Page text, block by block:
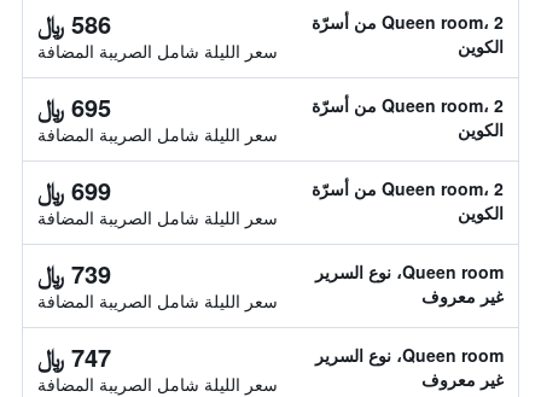
Queen room، 2 من أسرّة
الكوين
586 ﷼
سعر الليلة شامل الصريبة المضافة
Queen room، 2 من أسرّة
الكوين
695 ﷼
سعر الليلة شامل الصريبة المضافة
Queen room، 2 من أسرّة
الكوين
699 ﷼
سعر الليلة شامل الصريبة المضافة
Queen room، نوع السرير
غير معروف
739 ﷼
سعر الليلة شامل الصريبة المضافة
Queen room، نوع السرير
غير معروف
747 ﷼
سعر الليلة شامل الصريبة المضافة